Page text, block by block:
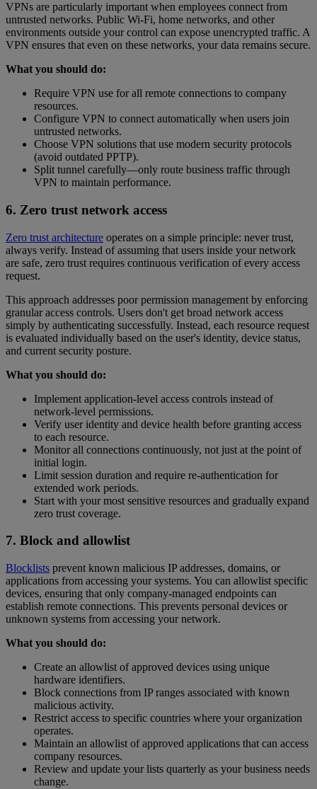
VPNs are particularly important when employees connect from
untrusted networks. Public Wi-Fi, home networks, and other
environments outside your control can expose unencrypted traffic. A
VPN ensures that even on these networks, your data remains secure.
What you should do:
Require VPN use for all remote connections to company
resources.
Configure VPN to connect automatically when users join
untrusted networks.
Choose VPN solutions that use modern security protocols
(avoid outdated PPTP).
Split tunnel carefully—only route business traffic through
VPN to maintain performance.
6. Zero trust network access
Zero trust architecture operates on a simple principle: never trust,
always verify. Instead of assuming that users inside your network
are safe, zero trust requires continuous verification of every access
request.
This approach addresses poor permission management by enforcing
granular access controls. Users don't get broad network access
simply by authenticating successfully. Instead, each resource request
is evaluated individually based on the user's identity, device status,
and current security posture.
What you should do:
Implement application-level access controls instead of
network-level permissions.
Verify user identity and device health before granting access
to each resource.
Monitor all connections continuously, not just at the point of
initial login.
Limit session duration and require re-authentication for
extended work periods.
Start with your most sensitive resources and gradually expand
zero trust coverage.
7. Block and allowlist
Blocklists prevent known malicious IP addresses, domains, or
applications from accessing your systems. You can allowlist specific
devices, ensuring that only company-managed endpoints can
establish remote connections. This prevents personal devices or
unknown systems from accessing your network.
What you should do:
Create an allowlist of approved devices using unique
hardware identifiers.
Block connections from IP ranges associated with known
malicious activity.
Restrict access to specific countries where your organization
operates.
Maintain an allowlist of approved applications that can access
company resources.
Review and update your lists quarterly as your business needs
change.